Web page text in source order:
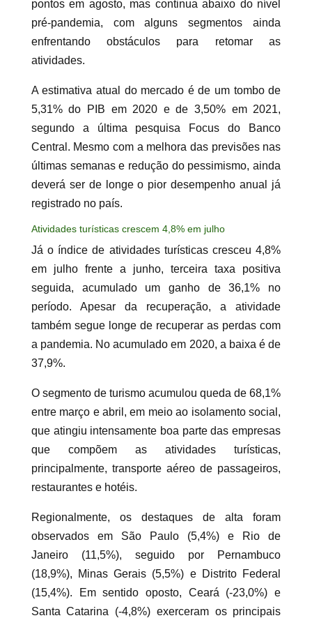
pontos em agosto, mas continua abaixo do nível
pré-pandemia, com alguns segmentos ainda
enfrentando obstáculos para retomar as
atividades.
A estimativa atual do mercado é de um tombo de
5,31% do PIB em 2020 e de 3,50% em 2021,
segundo a última pesquisa Focus do Banco
Central. Mesmo com a melhora das previsões nas
últimas semanas e redução do pessimismo, ainda
deverá ser de longe o pior desempenho anual já
registrado no país.
Atividades turísticas crescem 4,8% em julho
Já o índice de atividades turísticas cresceu 4,8%
em julho frente a junho, terceira taxa positiva
seguida, acumulado um ganho de 36,1% no
período. Apesar da recuperação, a atividade
também segue longe de recuperar as perdas com
a pandemia. No acumulado em 2020, a baixa é de
37,9%.
O segmento de turismo acumulou queda de 68,1%
entre março e abril, em meio ao isolamento social,
que atingiu intensamente boa parte das empresas
que compõem as atividades turísticas,
principalmente, transporte aéreo de passageiros,
restaurantes e hotéis.
Regionalmente, os destaques de alta foram
observados em São Paulo (5,4%) e Rio de
Janeiro (11,5%), seguido por Pernambuco
(18,9%), Minas Gerais (5,5%) e Distrito Federal
(15,4%). Em sentido oposto, Ceará (-23,0%) e
Santa Catarina (-4,8%) exerceram os principais